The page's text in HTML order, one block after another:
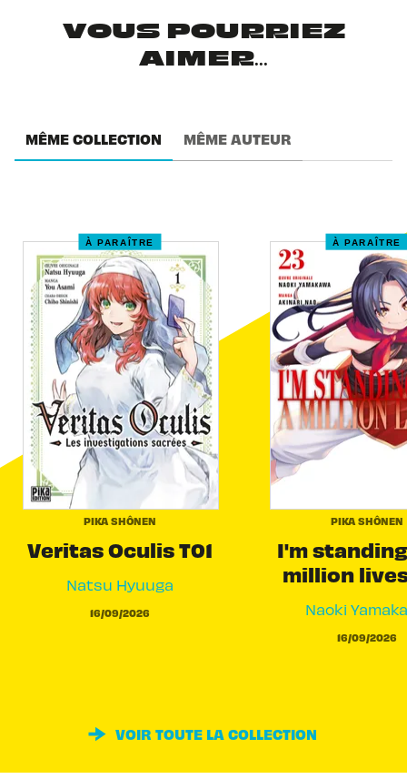
VOUS POURRIEZ
AIMER...
MÊME COLLECTION MÊME AUTEUR
À PARAÎTRE
PIKA SHÔNEN
Veritas Oculis T01
Natsu Hyuuga
16/09/2026
À PARAÎTRE
PIKA SHÔNEN
I'm
million
Naoki
16/09/2026
VOIR TOUTE LA COLLECTION